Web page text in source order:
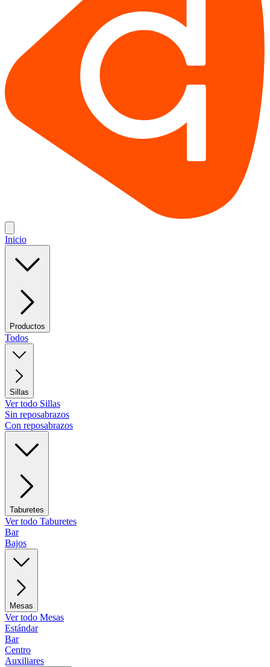
Inicio
Productos
Todos
Sillas
Ver todo Sillas
Sin reposabrazos
Con reposabrazos
Taburetes
Ver todo Taburetes
Bar
Bajos
Mesas
Ver todo Mesas
Estándar
Bar
Centro
Auxiliares